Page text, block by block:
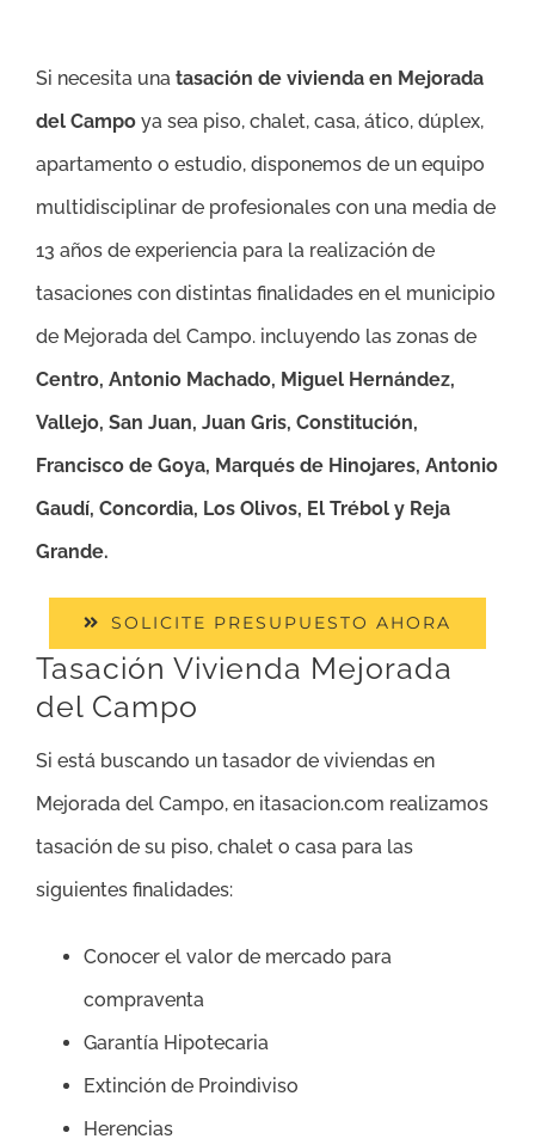
Si necesita una tasación de vivienda en Mejorada
del Campo ya sea piso, chalet, casa, ático, dúplex,
apartamento o estudio, disponemos de un equipo
multidisciplinar de profesionales con una media de
13 años de experiencia para la realización de
tasaciones con distintas finalidades en el municipio
de Mejorada del Campo. incluyendo las zonas de
Centro, Antonio Machado, Miguel Hernández,
Vallejo, San Juan, Juan Gris, Constitución,
Francisco de Goya, Marqués de Hinojares, Antonio
Gaudí, Concordia, Los Olivos, El Trébol y Reja
Grande.
SOLICITE PRESUPUESTO AHORA
Tasación Vivienda Mejorada
del Campo
Si está buscando un tasador de viviendas en
Mejorada del Campo, en itasacion.com realizamos
tasación de su piso, chalet o casa para las
siguientes finalidades:
Conocer el valor de mercado para
compraventa
Garantía Hipotecaria
Extinción de Proindiviso
Herencias